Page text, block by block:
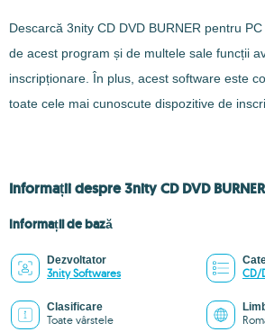
Descarcă 3nity CD DVD BURNER pentru
de acest program și de multele sale funcții
inscripționare. În plus, acest software este
toate cele mai cunoscute dispozitive de
Informații despre 3nity CD DVD
Informații de bază
Dezvoltator
3nity Softwares CD/
Clasificare
Toate vârstele